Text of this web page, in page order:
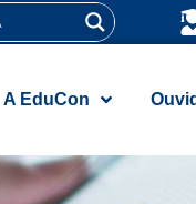
A EduCon